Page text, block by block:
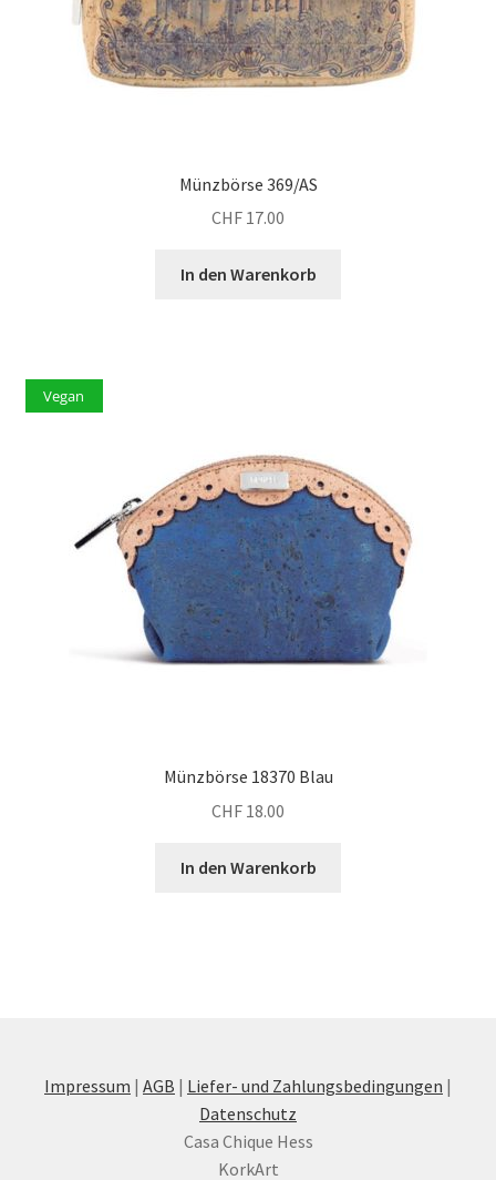
Münzbörse 369/AS
CHF 17.00
In den Warenkorb
Vegan
Münzbörse 18370 Blau
CHF 18.00
In den Warenkorb
Impressum | AGB | Liefer- und Zahlungsbedingungen |
Datenschutz
Casa Chique Hess
KorkArt